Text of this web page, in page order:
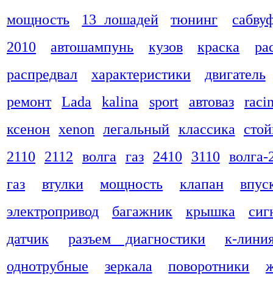
мощность 13 лошадей тюнинг
2010
автошампунь кузов краска
распредвал
характеристики
двигатель
ремонт
Lada kalina sport автоваз
ксенон xenon легальный классика
2110
2112 волга газ 2410 3110 волга-
газ
втулки мощность клапан
электропривод
багажник крышка
датчик
разъем диагностики
к-
однотрубные
зеркала поворотники